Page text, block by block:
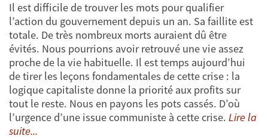
Il est difficile de trouver les mots pour qualifier
l’action du gouvernement depuis un an. Sa faillite est
totale. De très nombreux morts auraient dû être
évités. Nous pourrions avoir retrouvé une vie assez
proche de la vie habituelle. Il est temps aujourd’hui
de tirer les leçons fondamentales de cette crise : la
logique capitaliste donne la priorité aux profits sur
tout le reste. Nous en payons les pots cassés. D’où
l’urgence d’une issue communiste à cette crise. Lire la
suite...